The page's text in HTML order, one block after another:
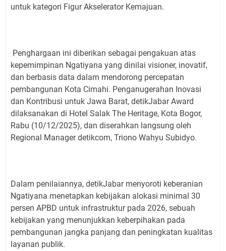
untuk kategori Figur Akselerator Kemajuan.
Penghargaan ini diberikan sebagai pengakuan atas
kepemimpinan Ngatiyana yang dinilai visioner, inovatif,
dan berbasis data dalam mendorong percepatan
pembangunan Kota Cimahi. Penganugerahan Inovasi
dan Kontribusi untuk Jawa Barat, detikJabar Award
dilaksanakan di Hotel Salak The Heritage, Kota Bogor,
Rabu (10/12/2025), dan diserahkan langsung oleh
Regional Manager detikcom, Triono Wahyu Subidyo.
Dalam penilaiannya, detikJabar menyoroti keberanian
Ngatiyana menetapkan kebijakan alokasi minimal 30
persen APBD untuk infrastruktur pada 2026, sebuah
kebijakan yang menunjukkan keberpihakan pada
pembangunan jangka panjang dan peningkatan kualitas
layanan publik.